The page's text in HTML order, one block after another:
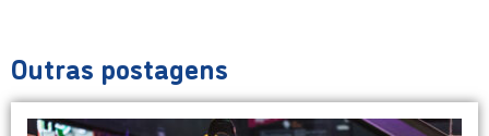
Outras postagens